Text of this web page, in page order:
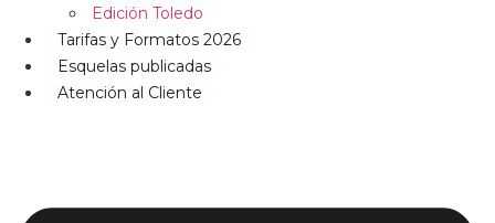
Edición Toledo
Tarifas y Formatos 2026
Esquelas publicadas
Atención al Cliente